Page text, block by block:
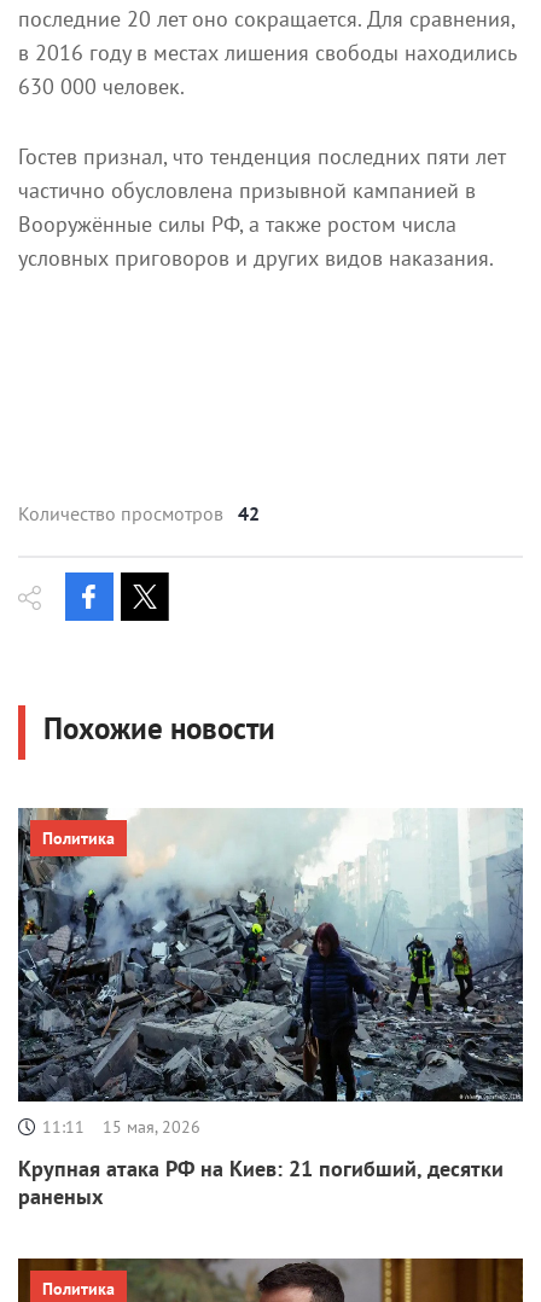
последние 20 лет оно сокращается. Для сравнения,
в 2016 году в местах лишения свободы находились
630 000 человек.
Гостев признал, что тенденция последних пяти лет
частично обусловлена призывной кампанией в
Вооружённые силы РФ, а также ростом числа
условных приговоров и других видов наказания.
Количество просмотров 42
Похожие новости
11:11 15 мая, 2026
Крупная атака РФ на Киев: 21 погибший, десятки
раненых
Политика
Политика